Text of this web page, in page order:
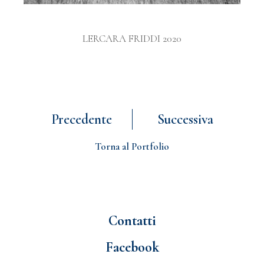
LERCARA FRIDDI 2020
Precedente Successiva
Torna al Portfolio
Contatti
Facebook